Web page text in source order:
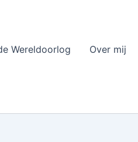
Wereldoorlog Over mij